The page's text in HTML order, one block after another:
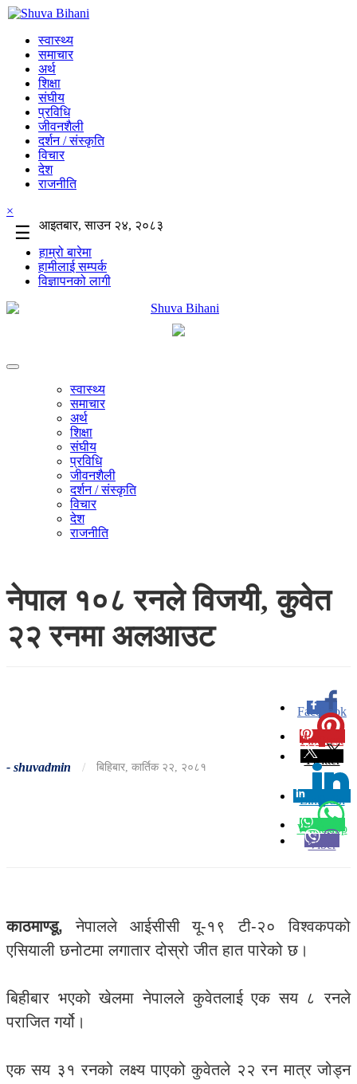
स्वास्थ्य
समाचार
अर्थ
शिक्षा
संघीय
प्रविधि
जीवनशैली
दर्शन / संस्कृति
विचार
देश
राजनीति
×
☰
आइतबार, साउन २४, २०८३
हाम्रो बारेमा
हामीलाई सम्पर्क
विज्ञापनको लागी
स्वास्थ्य
समाचार
अर्थ
शिक्षा
संघीय
प्रविधि
जीवनशैली
दर्शन / संस्कृति
विचार
देश
राजनीति
नेपाल १०८ रनले विजयी, कुवेत
२२ रनमा अलआउट
- shuvadmin / बिहिबार, कार्तिक २२, २०८१
Facebook
0
Pinterest
Twitter
Linkedin
0
Whatsapp
Viber
काठमाण्डू,नेपालले आईसीसी यू-१९ टी-२० विश्वकपको
एसियाली छनोटमा लगातार दोस्रो जीत हात पारेको छ।
बिहीबार भएको खेलमा नेपालले कुवेतलाई एक सय ८ रनले
पराजित गर्यो।
एक सय ३१ रनको लक्ष्य पाएको कुवेतले २२ रन मात्र जोड्न